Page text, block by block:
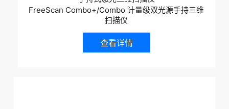
FreeScan Combo+/Combo 计量级双光源手持三维
扫描仪
查看详情